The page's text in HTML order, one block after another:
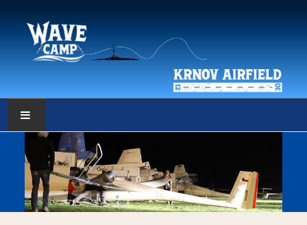
HLAVNÍ STRÁNKA
POČASÍ
POČASÍ - DATA